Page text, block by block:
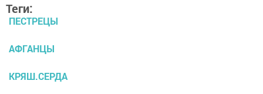
Теги:
ПЕСТРЕЦЫ
АФГАНЦЫ
КРЯШ.СЕРДА